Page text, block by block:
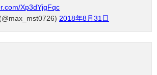
Xp3dYjgFqc
2018年8月31日